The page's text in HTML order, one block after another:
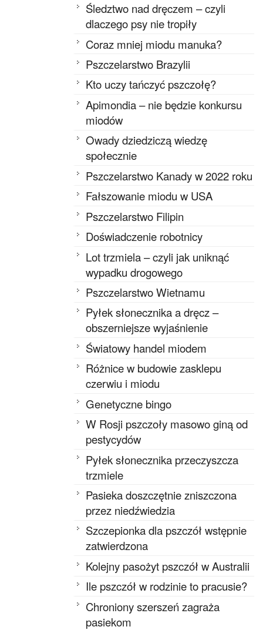
Śledztwo nad dręczem – czyli
dlaczego psy nie tropiły
Coraz mniej miodu manuka?
Pszczelarstwo Brazylii
Kto uczy tańczyć pszczołę?
Apimondia – nie będzie konkursu
miodów
Owady dziedziczą wiedzę
społecznie
Pszczelarstwo Kanady w 2022 roku
Fałszowanie miodu w USA
Pszczelarstwo Filipin
Doświadczenie robotnicy
Lot trzmiela – czyli jak uniknąć
wypadku drogowego
Pszczelarstwo Wietnamu
Pyłek słonecznika a dręcz –
obszerniejsze wyjaśnienie
Światowy handel miodem
Różnice w budowie zasklepu
czerwiu i miodu
Genetyczne bingo
W Rosji pszczoły masowo giną od
pestycydów
Pyłek słonecznika przeczyszcza
trzmiele
Pasieka doszczętnie zniszczona
przez niedźwiedzia
Szczepionka dla pszczół wstępnie
zatwierdzona
Kolejny pasożyt pszczół w Australii
Ile pszczół w rodzinie to pracusie?
Chroniony szerszeń zagraża
pasiekom